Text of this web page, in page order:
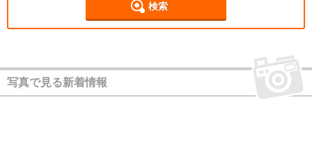
検索
写真で見る新着情報